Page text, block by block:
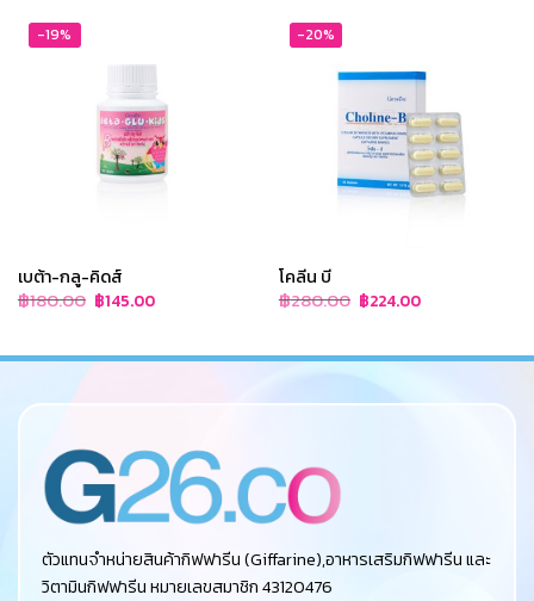
-19%
เบต้า-กลู-คิดส์
฿180.00 Original
price
฿145.00Current
price
-20%
โคลีน บี
฿280.00 Original
price
฿224.00Current
price
ตัวแทนจำหน่ายสินค้ากิฟฟารีน (Giffarine),อาหารเสริมกิฟฟารีน และ
วิตามินกิฟฟารีน หมายเลขสมาชิก 43120476